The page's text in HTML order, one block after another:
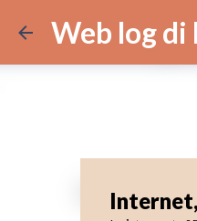
Web log di